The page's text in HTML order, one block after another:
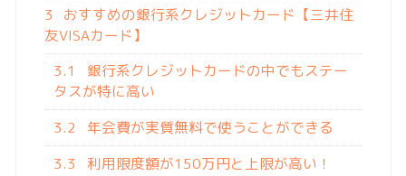
3
おすすめの銀行系クレジットカード【三井住
友VISAカード】
3.1
銀行系クレジットカードの中でもステー
タスが特に高い
3.2
年会費が実質無料で使うことができる
3.3
利用限度額が150万円と上限が高い！